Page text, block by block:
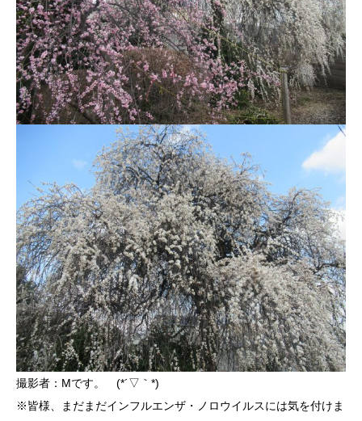
撮影者：Mです。 (*´▽｀*)
※皆様、まだまだインフルエンザ・ノロウイルスには気を付けま